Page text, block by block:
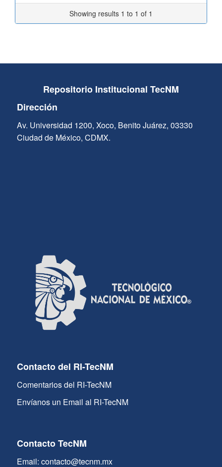
Showing results 1 to 1 of 1
Repositorio Institucional TecNM
Dirección
Av. Universidad 1200, Xoco, Benito Juárez, 03330
Ciudad de México, CDMX.
Contacto del RI-TecNM
Comentarios del RI-TecNM
Envíanos un Email al RI-TecNM
Contacto TecNM
Email: contacto@tecnm.mx